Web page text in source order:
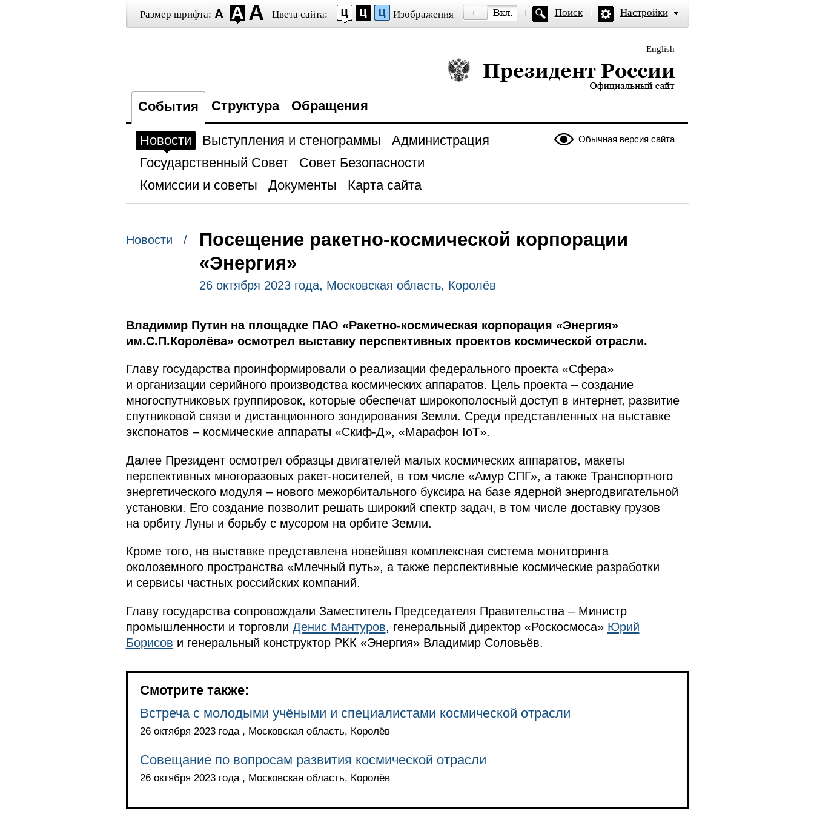
Размер шрифта: Цвета сайта: Изображения Поиск Настройки
English
Президент России — официальный сайт
События Структура Обращения
Обычная версия сайта
Новости Выступления и стенограммы
Администрация
Государственный Совет
Совет Безопасности
Комиссии и советы
Документы Карта сайта
Новости /
Посещение ракетно-космической корпорации
«Энергия»
26 октября 2023 года, Московская область, Королёв
Владимир Путин на площадке ПАО «Ракетно-космическая корпорация «Энергия»
им.С.П.Королёва» осмотрел выставку перспективных проектов космической отрасли.
Главу государства проинформировали о реализации федерального проекта «Сфера»
и организации серийного производства космических аппаратов. Цель проекта – создание
многоспутниковых группировок, которые обеспечат широкополосный доступ в интернет, развитие
спутниковой связи и дистанционного зондирования Земли. Среди представленных на выставке
экспонатов – космические аппараты «Скиф-Д», «Марафон IoT».
Далее Президент осмотрел образцы двигателей малых космических аппаратов, макеты
перспективных многоразовых ракет-носителей, в том числе «Амур СПГ», а также Транспортного
энергетического модуля – нового межорбитального буксира на базе ядерной энергодвигательной
установки. Его создание позволит решать широкий спектр задач, в том числе доставку грузов
на орбиту Луны и борьбу с мусором на орбите Земли.
Кроме того, на выставке представлена новейшая комплексная система мониторинга
околоземного пространства «Млечный путь», а также перспективные космические разработки
и сервисы частных российских компаний.
Главу государства сопровождали Заместитель Председателя Правительства – Министр
промышленности и торговли Денис Мантуров, генеральный директор «Роскосмоса» Юрий
Борисов и генеральный конструктор РКК «Энергия» Владимир Соловьёв.
Смотрите также:
Встреча с молодыми учёными и специалистами космической отрасли
26 октября 2023 года , Московская область, Королёв
Совещание по вопросам развития космической отрасли
26 октября 2023 года , Московская область, Королёв